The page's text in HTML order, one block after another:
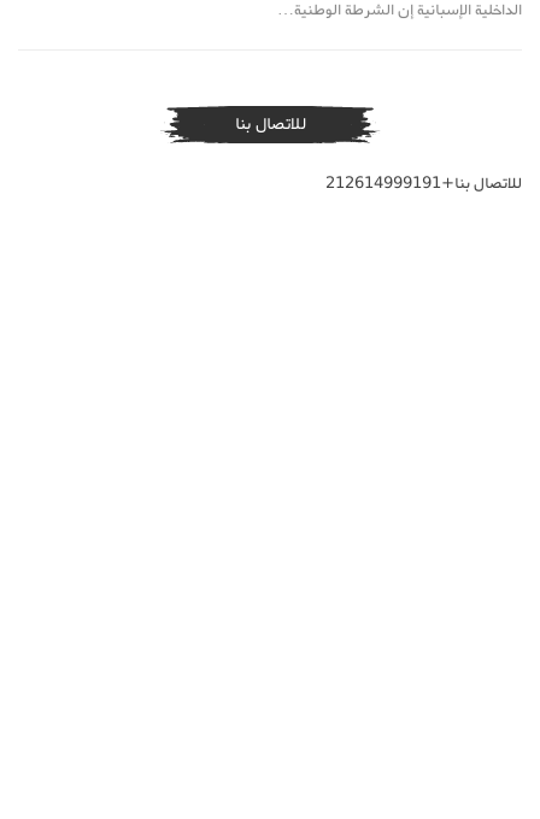
الداخلية الإسبانية إن الشرطة الوطنية…
للاتصال بنا
للاتصال بنا+212614999191